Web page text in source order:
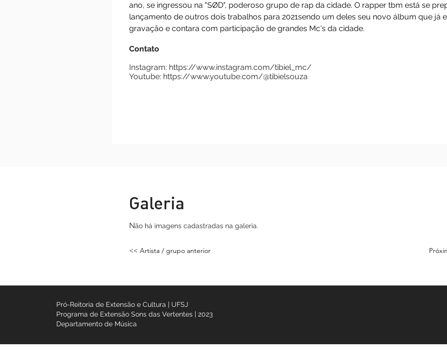
Nascido em SJ e envolvido com a música desde criança, começou no rap
Em 2017 lançou seu primeiro EP. Intitulado "Ponto de Vista" que conta com
lançamento de outros dois trabalhos para 2021sendo um deles seu novo
gravação e contara com participação de grandes Mc's da cidade.
Galeria
Não há imagenscadastradas na galeria.
<< Artista / grupo anterior